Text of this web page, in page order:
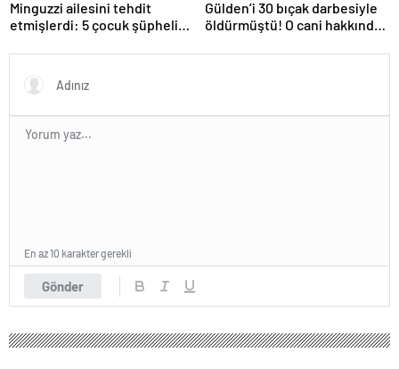
Minguzzi ailesini tehdit
etmişlerdi: 5 çocuk şüpheli
oldu
Gülden’i 30 bıçak darbesiyle
öldürmüştü! O cani hakkında
donduran detaylar…
Gönder
En az 10 karakter gerekli